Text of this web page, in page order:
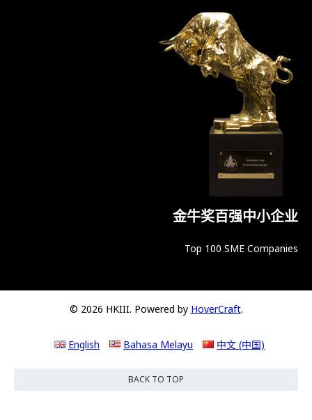
金牛奖百强中小企业
Top 100 SME Companies
© 2026 HKIII. Powered by HoverCraft.
English Bahasa Melayu 中文 (中国)
BACK TO TOP